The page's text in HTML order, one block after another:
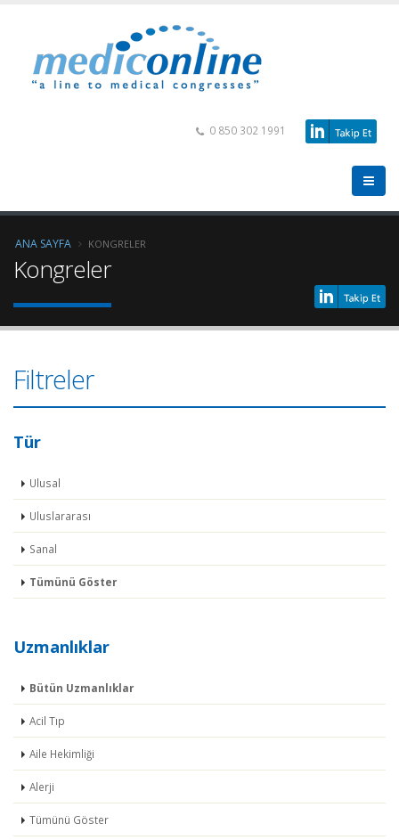
0 850 302 1991
ANA SAYFA KONGRELER
Kongreler
Filtreler
Tür
Ulusal
Uluslararası
Sanal
Tümünü Göster
Uzmanlıklar
Bütün Uzmanlıklar
Acil Tıp
Aile Hekimliği
Alerji
Tümünü Göster